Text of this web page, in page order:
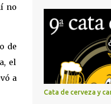
no
de
el
a
Cata de cerveza y